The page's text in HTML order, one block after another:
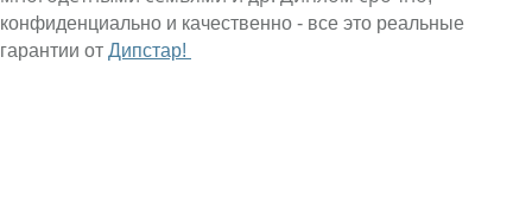
конфиденциально и качественно - все это реальные
гарантии от Дипстар!